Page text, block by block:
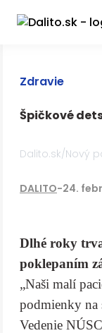
Zdravie
Špičkové
Dalito.sk/Nový
DALITO-24.
Dlhé roky
poklepaním
„Naši malí
podmienky na
Vedenie